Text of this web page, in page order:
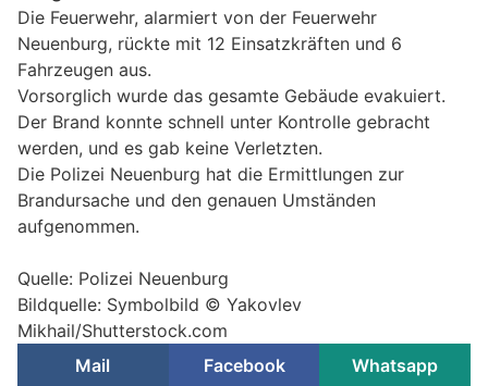
Die Feuerwehr, alarmiert von der Feuerwehr
Neuenburg, rückte mit 12 Einsatzkräften und 6
Fahrzeugen aus.
Vorsorglich wurde das gesamte Gebäude evakuiert.
Der Brand konnte schnell unter Kontrolle gebracht
werden, und es gab keine Verletzten.
Die Polizei Neuenburg hat die Ermittlungen zur
Brandursache und den genauen Umständen
aufgenommen.
Quelle: Polizei Neuenburg
Bildquelle: Symbolbild © Yakovlev
Mikhail/Shutterstock.com
Mail
Facebook Whatsapp